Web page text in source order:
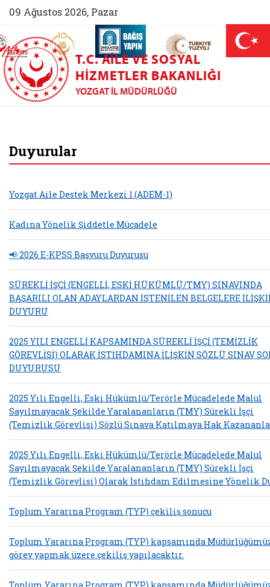
09 Ağustos 2026, Pazar
(yeni sekmede açılır)
AİLEM İletişim Merkezi (yeni sekmede açılır)
Aile ve Nüfus On Yılı (yeni sekmede açılır)
Darülaceze bağış sayfası (yeni
T.C. AILE VE SOSYAL
HIZMETLER BAKANLIĞI
YOZGAT İL MÜDÜRLÜĞÜ
Duyurular
Yozgat Aile Destek Merkezi 1 (ADEM-1)
Kadına Yönelik Şiddetle Mücadele
📢 2026 E-KPSS Başvuru Duyurusu
SÜREKLİ İŞÇİ (ENGELLİ, ESKİ HÜKÜMLÜ/TMY) SINAVINDA
BAŞARILI OLAN ADAYLARDAN İSTENİLEN BELGELERE
DUYURU
2025 YILI ENGELLİ KAPSAMINDA SÜREKLİ İŞÇİ (TEMİZLİK
GÖREVLİSİ) OLARAK İSTİHDAMINA İLİŞKİN SÖZLÜ SINAV
DUYURUSU
2025 Yılı Engelli, Eski Hükümlü/Terörle Mücadelede Malul
Sayılmayacak Şekilde Yaralananların (TMY) Sürekli İşçi
(Temizlik Görevlisi) Sözlü Sınava Katılmaya Hak
2025 Yılı Engelli, Eski Hükümlü/Terörle Mücadelede Malul
Sayılmayacak Şekilde Yaralananların (TMY) Sürekli İşçi
(Temizlik Görevlisi) Olarak İstihdam Edilmesine Yönelik
Toplum Yararına Program (TYP) çekiliş sonucu
Toplum Yararına Program (TYP) kapsamında
görev yapmak üzere çekiliş yapılacaktır.
Toplum Yararına Program (TYP) kapsamında